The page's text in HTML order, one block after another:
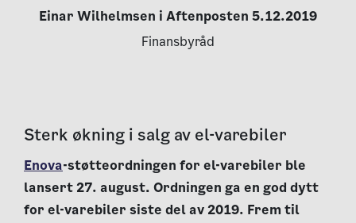
Einar Wilhelmsen i Aftenposten 5.12.2019
Finansbyråd
Sterk økning i salg av el-varebiler
Enova-støtteordningen for el-varebiler ble
lansert 27. august. Ordningen ga en god dytt
for el-varebiler siste del av 2019. Frem til